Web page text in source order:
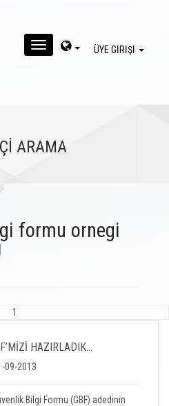
MENU ÜYE GİRİŞİ
ARAMA
formu ornegi
1
HAZIRLADIK...
09-2013
Bilgi Formu (GBF) adedinin